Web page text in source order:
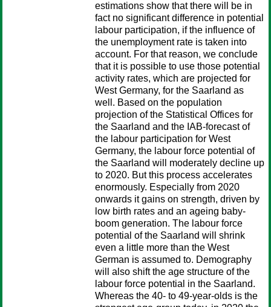
estimations show that there will be in
fact no significant difference in potential
labour participation, if the influence of
the unemployment rate is taken into
account. For that reason, we conclude
that it is possible to use those potential
activity rates, which are projected for
West Germany, for the Saarland as
well. Based on the population
projection of the Statistical Offices for
the Saarland and the IAB-forecast of
the labour participation for West
Germany, the labour force potential of
the Saarland will moderately decline up
to 2020. But this process accelerates
enormously. Especially from 2020
onwards it gains on strength, driven by
low birth rates and an ageing baby-
boom generation. The labour force
potential of the Saarland will shrink
even a little more than the West
German is assumed to. Demography
will also shift the age structure of the
labour force potential in the Saarland.
Whereas the 40- to 49-year-olds is the